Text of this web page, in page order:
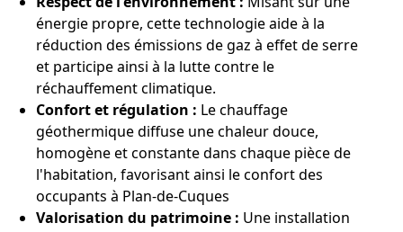
énergie propre, cette technologie aide à la
réduction des émissions de gaz à effet de serre
et participe ainsi à la lutte contre le
réchauffement climatique.
Confort et régulation : Le chauffage
géothermique diffuse une chaleur douce,
homogène et constante dans chaque pièce de
l'habitation, favorisant ainsi le confort des
occupants à Plan-de-Cuques
Valorisation du patrimoine : Une installation